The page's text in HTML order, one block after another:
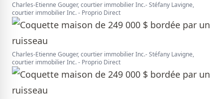
Charles-Etienne Gouger, courtier immobilier Inc.- Stéfany Lavigne,
courtier immobilier Inc. - Proprio Direct
Charles-Etienne Gouger, courtier immobilier Inc.- Stéfany Lavigne,
courtier immobilier Inc. - Proprio Direct